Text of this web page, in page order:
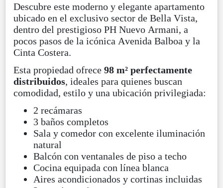
Descubre este moderno y elegante apartamento
ubicado en el exclusivo sector de Bella Vista,
dentro del prestigioso PH Nuevo Armani, a
pocos pasos de la icónica Avenida Balboa y la
Cinta Costera.
Esta propiedad ofrece 98 m² perfectamente
distribuidos, ideales para quienes buscan
comodidad, estilo y una ubicación privilegiada:
2 recámaras
3 baños completos
Sala y comedor con excelente iluminación
natural
Balcón con ventanales de piso a techo
Cocina equipada con línea blanca
Aires acondicionados y cortinas incluidas